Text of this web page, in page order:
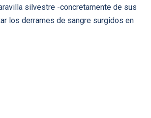
silvestre -concretamente de sus
los derrames de sangre surgidos en